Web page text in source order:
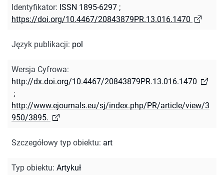
Identyfikator: ISSN 1895-6297 ;
https://doi.org/10.4467/20843879PR.13.016.1470
Język publikacji: pol
Wersja Cyfrowa:
http://dx.doi.org/10.4467/20843879PR.13.016.1470
;
http://www.ejournals.eu/sj/index.php/PR/article/view/3
950/3895.
Szczegółowy typ obiektu: art
Typ obiektu: Artykuł